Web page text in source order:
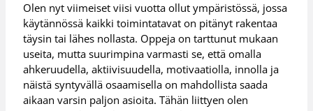
Olen nyt viimeiset viisi vuotta ollut ympäristössä, jossa
käytännössä kaikki toimintatavat on pitänyt rakentaa
täysin tai lähes nollasta. Oppeja on tarttunut mukaan
useita, mutta suurimpina varmasti se, että omalla
ahkeruudella, aktiivisuudella, motivaatiolla, innolla ja
näistä syntyvällä osaamisella on mahdollista saada
aikaan varsin paljon asioita. Tähän liittyen olen